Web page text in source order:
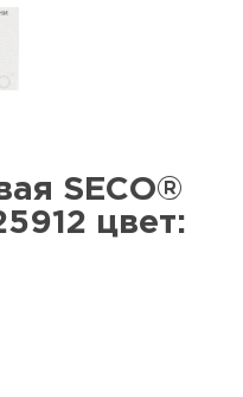
SECO®
цвет: